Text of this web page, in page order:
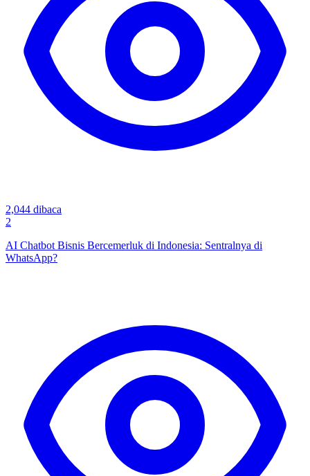
2,044 dibaca
2
AI Chatbot Bisnis Bercemerluk di Indonesia: Sentralnya di
WhatsApp?